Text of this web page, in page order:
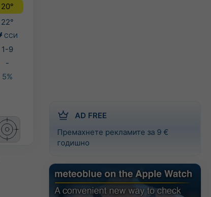
AD FREE
Премахнете рекламите за 9 €
годишно
20°
22°
ССИ
1-9
-
5%